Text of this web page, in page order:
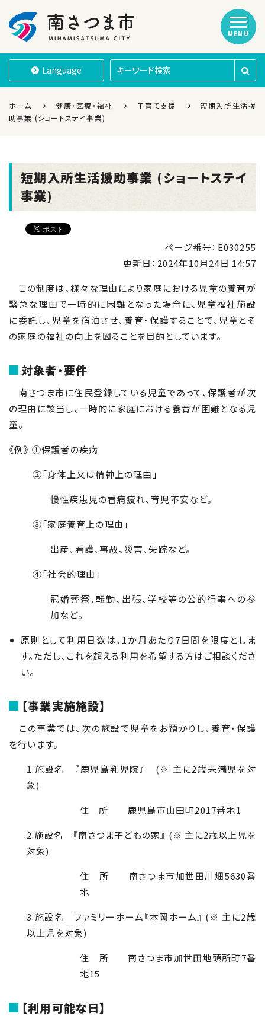
南さつま市
Language
MENU
ホーム 健康・医療・福祉 子育て支援
短期入所生活援
助事業 (ショートステイ事業)
短期入所生活援助事業 (ショートステイ
事業)
ページ番号：E030255
更新日： 2024年10月24日 14:57
この制度は、様々な理由により家庭における児童の養育が
緊急な理由で一時的に困難となった場合に、児童福祉施設
に委託し、児童を宿泊させ、養育・保護することで、児童とそ
の家庭の福祉の向上を図ることを目的としています。
対象者・要件
南さつま市に住民登録している児童であって、保護者が次
の理由に該当し、一時的に家庭における養育が困難となる児
童。
《例》 ①保護者の疾病
②「身体上又は精神上の理由」
慢性疾患児の看病疲れ、育児不安など。
③「家庭養育上の理由」
出産、看護、事故、災害、失踪など。
④「社会的理由」
冠婚葬祭、転勤、出張、学校等の公的行事への参
加など。
原則として利用日数は、1か月あたり7日間を限度としま
す。ただし、これを超える利用を希望する方はご相談くださ
い。
【事業実施施設】
この事業では、次の施設で児童をお預かりし、養育・保護
を行います。
1.施設名 『鹿児島乳児院』 (※ 主に2歳未満児を対
象)
住 所 鹿児島市山田町2017番地1
2.施設名 『南さつま子どもの家』 (※ 主に2歳以上児を
対象)
住 所 南さつま市加世田川畑5630番
地
3.施設名 ファミリーホーム『本岡ホーム』 (※ 主に2歳
以上児を対象)
住 所 南さつま市加世田地頭所町7番
地15
【利用可能な日】